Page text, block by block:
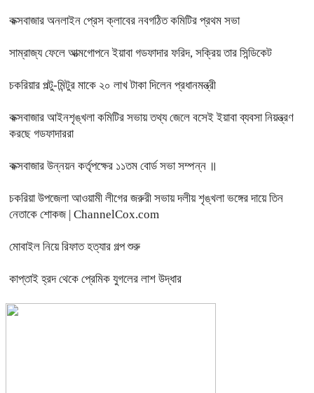
কক্সবাজার অনলাইন প্রেস ক্লাবের নবগঠিত কমিটির প্রথম সভা
সাম্রাজ্য ফেলে আত্মগোপনে ইয়াবা গডফাদার ফরিদ, সক্রিয় তার সিন্ডিকেট
চকরিয়ার পল্টু-মিন্টুর মাকে ২০ লাখ টাকা দিলেন প্রধানমন্ত্রী
কক্সবাজার আইনশৃঙ্খলা কমিটির সভায় তথ্য জেলে বসেই ইয়াবা ব্যবসা নিয়ন্ত্রণ
করছে গডফাদাররা
কক্সবাজার উন্নয়ন কর্তৃপক্ষের ১১তম বোর্ড সভা সম্পন্ন ॥
চকরিয়া উপজেলা আওয়ামী লীগের জরুরী সভায় দলীয় শৃঙ্খলা ভঙ্গের দায়ে তিন
নেতাকে শোকজ | ChannelCox.com
মোবাইল নিয়ে রিফাত হত্যার গল্প শুরু
কাপ্তাই হ্রদ থেকে প্রেমিক যুগলের লাশ উদ্ধার